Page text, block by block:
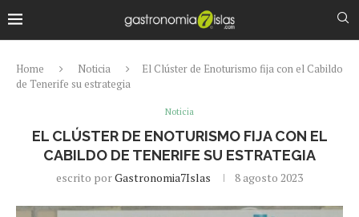
Home Noticia
El Clúster de Enoturismo fija con el Cabildo
de Tenerife su estrategia
Noticia
EL CLÚSTER DE ENOTURISMO FIJA CON EL
CABILDO DE TENERIFE SU ESTRATEGIA
escrito porGastronomia7Islas 8 agosto 2023